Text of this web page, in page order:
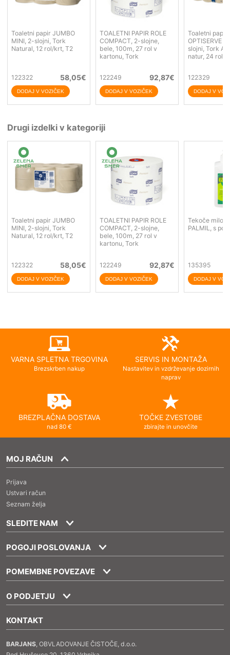
Toaletni papir JUMBO
MINI, 2-slojni, Tork
Natural, 12 rol/krt, T2
122322 58,05€
TOALETNI PAPIR ROLE
COMPACT, 2-slojne,
bele, 100m, 27 rol v
kartonu, Tork
122249 92,87€
Toaletni papir
OPTISERVE
slojni, Tork
natur, 24 rol/
122329
Drugi izdelki v kategoriji
Toaletni papir JUMBO
MINI, 2-slojni, Tork
Natural, 12 rol/krt, T2
122322 58,05€
TOALETNI PAPIR ROLE
COMPACT, 2-slojne,
bele, 100m, 27 rol v
kartonu, Tork
122249 92,87€
Tekoče milo
PALMIL, s
135395
VARNA SPLETNA TRGOVINA
Brezskrben nakup
SERVIS IN MONTAŽA
Nastavitev in vzdrževanje dozirnih
naprav
BREZPLAČNA DOSTAVA
nad 80 €
TOČKE ZVESTOBE
zbirajte in unovčite
MOJ RAČUN
Prijava
Ustvari račun
Seznam želja
SLEDITE NAM
POGOJI POSLOVANJA
POMEMBNE POVEZAVE
O PODJETJU
KONTAKT
BARJANS , OBVLADOVANJE ČISTOČE, d.o.o.